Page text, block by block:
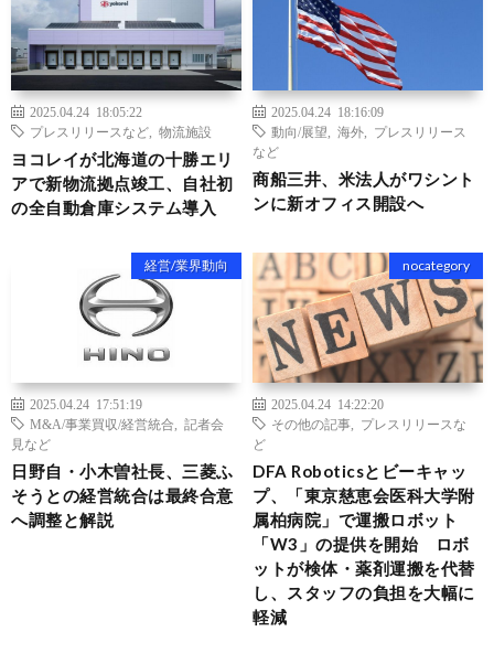
2025.04.24 18:05:22
プレスリリースなど
物流施設
ヨコレイが北海道の十勝エリ
アで新物流拠点竣工、自社初
の全自動倉庫システム導入
2025.04.24 18:16:09
動向/展望
海外
プレスリリース
など
商船三井、米法人がワシント
ンに新オフィス開設へ
経営/業界動向
2025.04.24 17:51:19
M&A/事業買収/経営統合
記者会
見など
日野自・小木曽社長、三菱ふ
そうとの経営統合は最終合意
へ調整と解説
nocategory
2025.04.24 14:22:20
その他の記事
プレスリリースな
ど
DFA Roboticsとビーキャッ
プ、「東京慈恵会医科大学附
属柏病院」で運搬ロボット
「W3」の提供を開始 ロボ
ットが検体・薬剤運搬を代替
し、スタッフの負担を大幅に
軽減